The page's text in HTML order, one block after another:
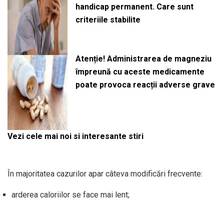
handicap permanent. Care sunt
criteriile stabilite
Atenție! Administrarea de magneziu
împreună cu aceste medicamente
poate provoca reacții adverse grave
Vezi cele mai noi si interesante stiri
În majoritatea cazurilor apar câteva modificări frecvente:
arderea caloriilor se face mai lent;